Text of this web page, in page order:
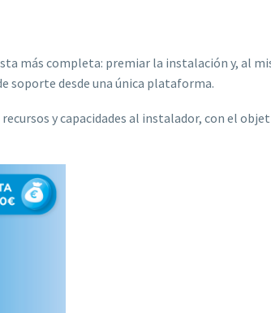
más completa: premiar la instalación y, al
soporte desde una única plataforma.
y capacidades al instalador, con el